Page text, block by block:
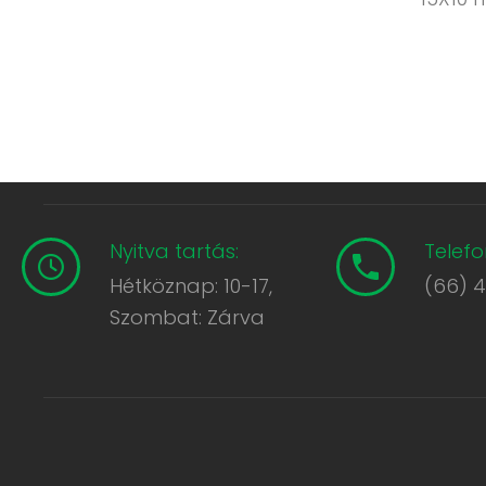
Nyitva tartás:
Hétköznap: 10-17,
Szombat: Zárva
(66)